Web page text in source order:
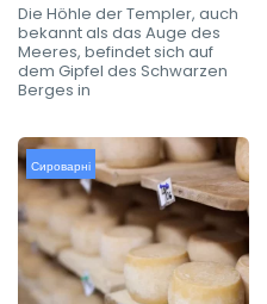
Die Höhle der Templer, auch
bekannt als das Auge des
Meeres, befindet sich auf
dem Gipfel des Schwarzen
Berges in
Сироварні